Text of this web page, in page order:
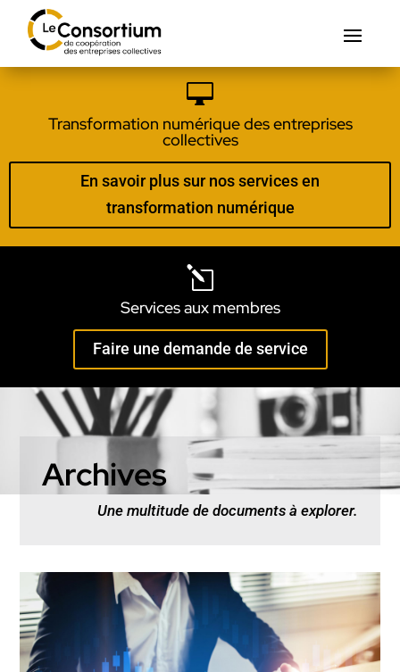

Transformation numérique des entreprises
collectives
En savoir plus sur nos services en
transformation numérique
l
Services aux membres
Faire une demande de service
Archives
Une multitude de documents à explorer.